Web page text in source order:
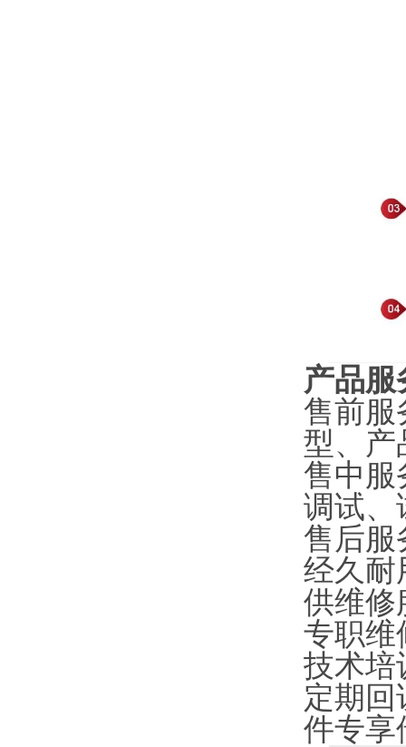
产品服
售前服
型、产
售中服
调试、
售后服
经久耐
供维修
专职维
技术培
定期回
件专享